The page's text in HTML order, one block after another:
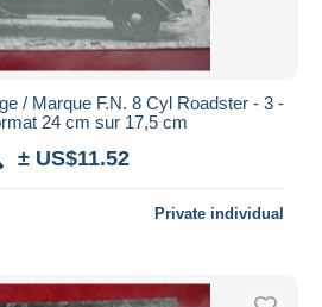
/ Marque F.N. 8 Cyl Roadster - 3 -
24 cm sur 17,5 cm
± US$11.52
Private individual